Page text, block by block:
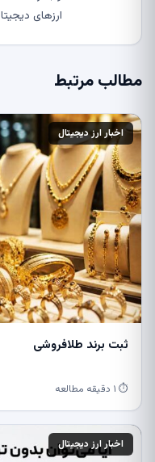
ارزهای
مطالب مرتبط
اخبار ارز دیجیتال
ثبت برند طلافروشی
⏱ ۱ دقیقه مطالعه
اخبار ارز دیجیتال